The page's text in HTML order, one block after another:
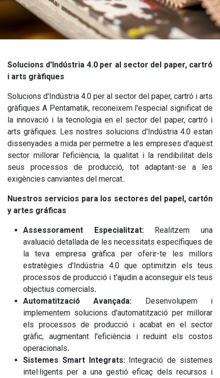
Solucions d'Indústria 4.0 per al sector del paper, cartró
i arts gràfiques
Solucions d'Indústria 4.0 per al sector del paper, cartró i arts
gràfiques A Pentamatik, reconeixem l'especial significat de
la innovació i la tecnologia en el sector del paper, cartró i
arts gràfiques. Les nostres solucions d'Indústria 4.0 estan
dissenyades a mida per permetre a les empreses d'aquest
sector millorar l'eficiència, la qualitat i la rendibilitat dels
seus processos de producció, tot adaptant-se a les
exigències canviantes del mercat..
Nuestros servicios para los sectores del papel, cartón
y artes gráficas
Assessorament Especialitzat:
Realitzem una
avaluació detallada de les necessitats específiques de
la teva empresa gràfica per oferir-te les millors
estratègies d'Indústria 4.0 que optimitzin els teus
processos de producció i t'ajudin a aconseguir els teus
objectius comercials.
Automatització Avançada:
Desenvolupem i
implementem solucions d'automatització per millorar
els processos de producció i acabat en el sector
gràfic, augmentant l'eficiència i reduint els costos
operacionals.
Sistemes Smart Integrats:
Integració de sistemes
intel·ligents per a una gestió eficaç dels recursos i